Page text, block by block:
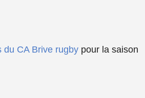
du CA Brive rugby pour la saison